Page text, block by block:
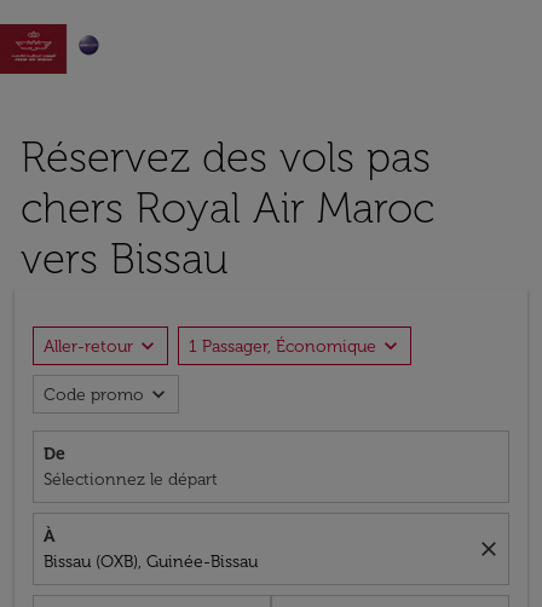

Réservez des vols pas
chers Royal Air Maroc
vers Bissau
Aller-retour expand_more 1 Passager, Économique expand_more
Code promo expand_more
De
Sélectionnez le départ
À
Bissau (OXB), Guinée-Bissau
close